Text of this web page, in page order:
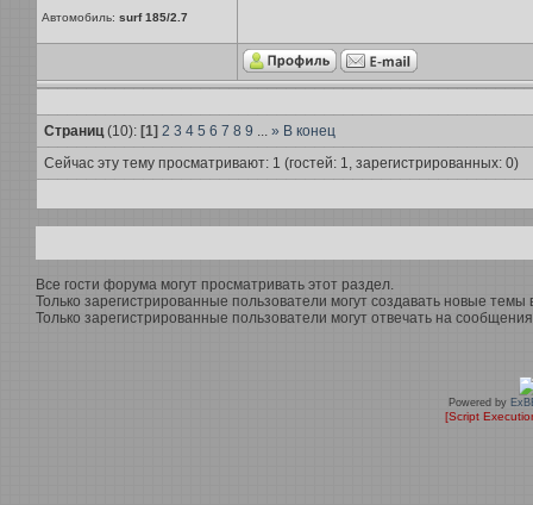
Автомобиль: surf 185/2.7
Страниц(10): [1] 2 3 4 5 6 7 8 9 ... » В конец
Сейчас эту тему просматривают: 1 (гостей: 1, зарегистрированных: 0)
Все гости форума могут просматривать этот раздел.
Только зарегистрированные пользователи могут создавать новые темы
Только зарегистрированные пользователи могут отвечать на
Powered by
[Script